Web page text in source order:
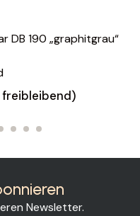
DB 190 „graphitgrau“
Newsletter.